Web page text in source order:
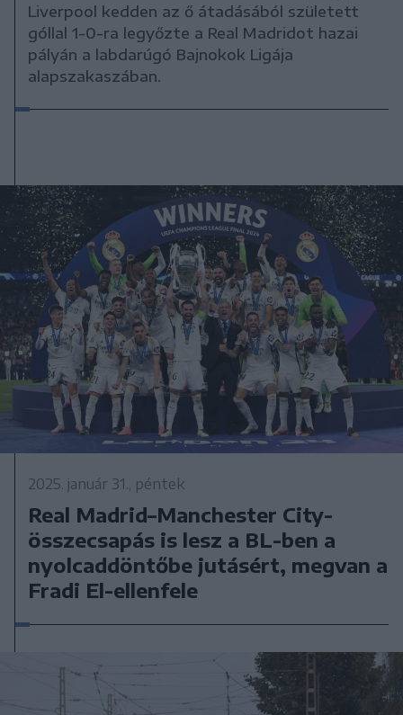
Liverpool kedden az ő átadásából született
góllal 1-0-ra legyőzte a Real Madridot hazai
pályán a labdarúgó Bajnokok Ligája
alapszakaszában.
2025. január 31., péntek
Real Madrid–Manchester City-
összecsapás is lesz a BL-ben a
nyolcaddöntőbe jutásért, megvan a
Fradi El-ellenfele